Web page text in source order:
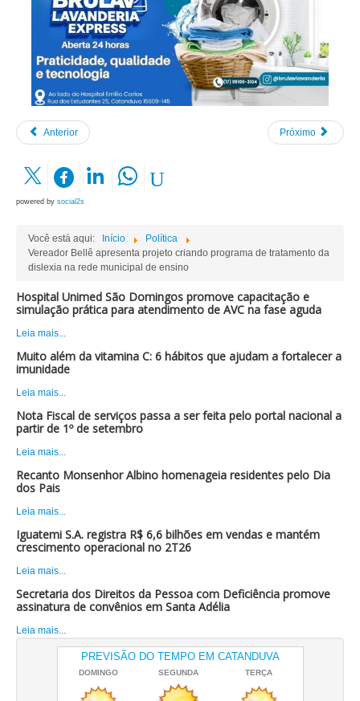
Anterior Próximo
powered by social2s
Você está aqui: Início
Política
Vereador Bellê apresenta projeto criando programa de tratamento da
dislexia na rede municipal de ensino
Hospital Unimed São Domingos promove capacitação e
simulação prática para atendimento de AVC na fase aguda
Leia mais...
Muito além da vitamina C: 6 hábitos que ajudam a fortalecer a
imunidade
Leia mais...
Nota Fiscal de serviços passa a ser feita pelo portal nacional a
partir de 1º de setembro
Leia mais...
Recanto Monsenhor Albino homenageia residentes pelo Dia
dos Pais
Leia mais...
Iguatemi S.A. registra R$ 6,6 bilhões em vendas e mantém
crescimento operacional no 2T26
Leia mais...
Secretaria dos Direitos da Pessoa com Deficiência promove
assinatura de convênios em Santa Adélia
Leia mais...